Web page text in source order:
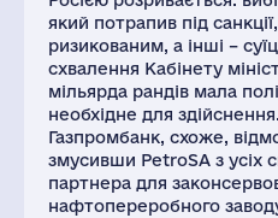
який потрапив під
ризикованим, а інші –
схвалення Кабінету
мільярда рандів мала
необхідне для
Газпромбанк, схоже,
змусивши PetroSA з усіх
партнера для
нафтопереробного